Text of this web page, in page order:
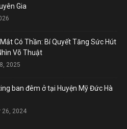
Gia
Có Thần: Bí Quyết Tăng Sức Hút
Võ Thuật
2025
ban đêm ở tại Huyện Mỹ Đức Hà
26, 2024